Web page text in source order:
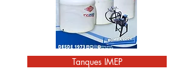
Tanques IMEP